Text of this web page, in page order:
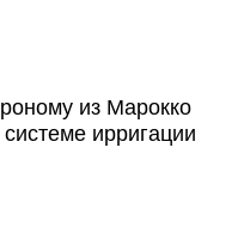
из Марокко
ирригации